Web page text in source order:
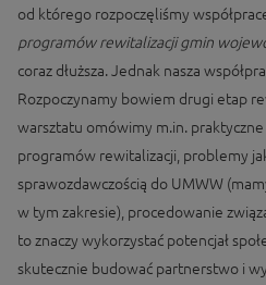
od którego rozpoczęliśmy
programów rewitalizacji gmin
coraz dłuższa. Jednak nasza
Rozpoczynamy bowiem drugi etap
warsztatu omówimy m.in.
programów rewitalizacji, problemy
sprawozdawczością do UMWW
w tym zakresie), procedowanie
to znaczy wykorzystać potencjał
skutecznie budować partnerstwo i